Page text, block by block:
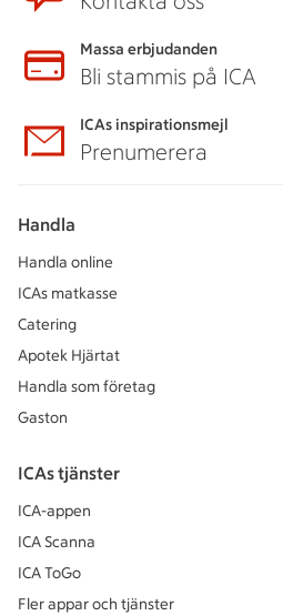
Massa erbjudanden
Bli stammis på ICA
ICAs inspirationsmejl
Prenumerera
Handla
Handla online
ICAs matkasse
Catering
Apotek Hjärtat
Handla som företag
Gaston
ICAs tjänster
ICA-appen
ICA Scanna
ICA ToGo
Fler appar och tjänster